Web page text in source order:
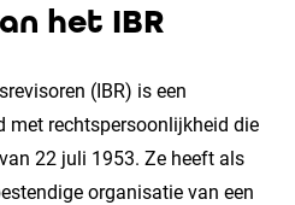
het IBR
(IBR) is een
met rechtspersoonlijkheid die
22 juli 1953. Ze heeft als
organisatie van een